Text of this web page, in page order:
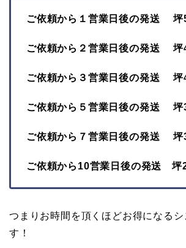
ご依頼から１営業日後の発送 坪
ご依頼から２営業日後の発送 坪
ご依頼から３営業日後の発送 坪
ご依頼から５営業日後の発送 坪
ご依頼から７営業日後の発送 坪
ご依頼から10営業日後の発送 坪
つまりお時間を頂くほどお得になる
す！